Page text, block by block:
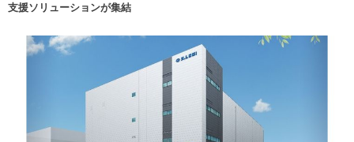
支援ソリューションが集結